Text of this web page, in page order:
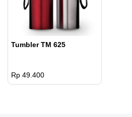
Tumbler TM 625
Rp 49.400